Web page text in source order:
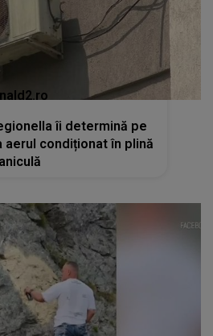
îi determină pe
aerul condiționat în plină